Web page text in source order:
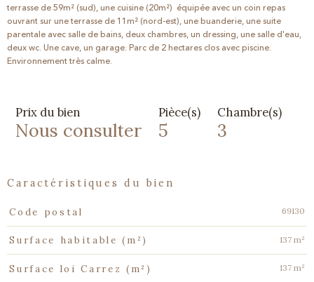
terrasse de 59m² (sud), une cuisine (20m²) équipée avec un coin repas
ouvrant sur une terrasse de 11m² (nord-est), une buanderie, une suite
parentale avec salle de bains, deux chambres, un dressing, une salle d'eau,
deux wc. Une cave, un garage. Parc de 2 hectares clos avec piscine.
Environnement très calme.
Prix du bien
Nous consulter
Pièce(s)
5
Chambre(s)
3
caractéristiques du bien
Caractéristiques Valeurs
Code postal 69130
Surface habitable (m²) 137 m²
Surface loi Carrez (m²) 137 m²